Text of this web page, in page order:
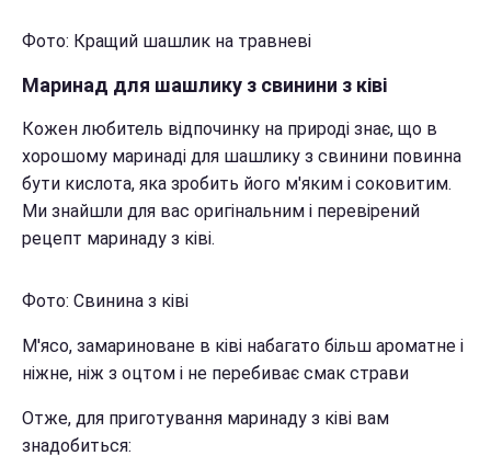
Фото: Кращий шашлик на травневі
Маринад для шашлику з свинини з ківі
Кожен любитель відпочинку на природі знає, що в
хорошому маринаді для шашлику з свинини повинна
бути кислота, яка зробить його м'яким і соковитим.
Ми знайшли для вас оригінальним і перевірений
рецепт маринаду з ківі.
Фото: Свинина з ківі
М'ясо, замариноване в ківі набагато більш ароматне і
ніжне, ніж з оцтом і не перебиває смак страви
Отже, для приготування маринаду з ківі вам
знадобиться: